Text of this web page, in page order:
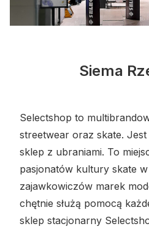
Siema
Selectshop to
streetwear oraz skate.
sklep z ubraniami. To
pasjonatów kultury skate
zajawkowiczów marek
chętnie służą pomocą
sklep stacjonarny